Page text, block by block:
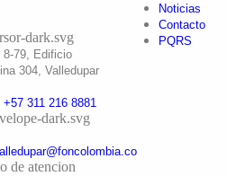
8-79, Edificio
304, Valledupar
+57 311 216 8881
Noticias
Contacto
PQRS